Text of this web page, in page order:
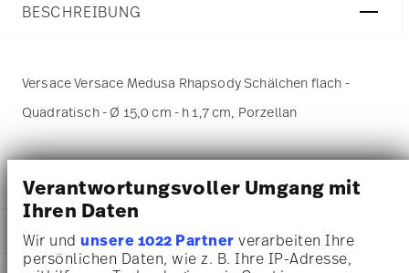
Verantwortungsvoller Umgang mit
Ihren Daten
Wir undunsere 1022 Partner verarbeiten Ihre
persönlichen Daten, wie z. B. Ihre IP-Adresse,
BESCHREIBUNG
Versace Versace Medusa Rhapsody Schälchen flach -
Quadratisch - Ø 15,0 cm - h 1,7 cm, Porzellan
DETAILS
Versace
Medusa Rhapsody
Medusa Rhapsody
MA
15,00 cm